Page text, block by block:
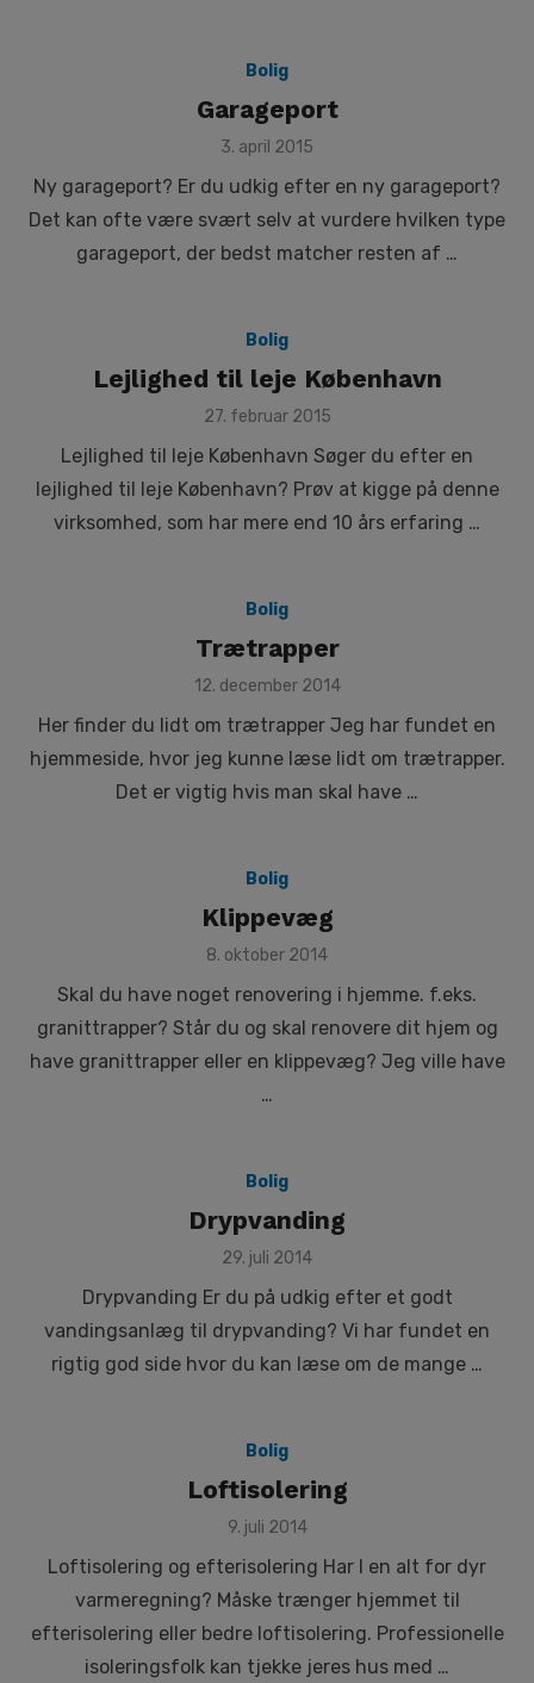
Bolig
Garageport
Posted
3. april 2015
Ny garageport? Er du udkig efter en ny garageport?
Det kan ofte være svært selv at vurdere hvilken type
garageport, der bedst matcher resten af …
Bolig
Lejlighed til leje København
Posted
27. februar 2015
Lejlighed til leje København Søger du efter en
lejlighed til leje København? Prøv at kigge på denne
virksomhed, som har mere end 10 års erfaring …
Bolig
Trætrapper
Posted
12. december 2014
Her finder du lidt om trætrapper Jeg har fundet en
hjemmeside, hvor jeg kunne læse lidt om trætrapper.
Det er vigtig hvis man skal have …
Bolig
Klippevæg
Posted
8. oktober 2014
Skal du have noget renovering i hjemme. f.eks.
granittrapper? Står du og skal renovere dit hjem og
have granittrapper eller en klippevæg? Jeg ville have
…
Bolig
Drypvanding
Posted
29. juli 2014
Drypvanding Er du på udkig efter et godt
vandingsanlæg til drypvanding? Vi har fundet en
rigtig god side hvor du kan læse om de mange …
Bolig
Loftisolering
Posted
9. juli 2014
Loftisolering og efterisolering Har I en alt for dyr
varmeregning? Måske trænger hjemmet til
efterisolering eller bedre loftisolering. Professionelle
isoleringsfolk kan tjekke jeres hus med …